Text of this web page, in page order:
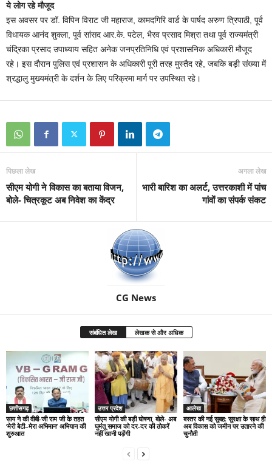
ये लोग रहे मौजूद
इस अवसर पर डॉ. विपिन विराट जी महाराज, कामदगिरि वार्ड के पार्षद अरुण त्रिपाठी, पूर्व
विधायक आनंद शुक्ला, पूर्व सांसद आर.के. पटेल, भैरव प्रसाद मिश्रा तथा पूर्व राज्यमंत्री
चंद्रिका प्रसाद उपाध्याय सहित अनेक जनप्रतिनिधि एवं प्रशासनिक अधिकारी मौजूद
रहे। इस दौरान पुलिस एवं प्रशासन के अधिकारी पूरी तरह मुस्तैद रहे, जबकि बड़ी संख्या में
श्रद्धालु मुख्यमंत्री के दर्शन के लिए परिक्रमा मार्ग पर उपस्थित रहे।
पिछला लेख
सीएम योगी ने विकास का बताया विजन,
बोले- चित्रकूट अब निवेश का केंद्र
अगला लेख
भारी बारिश का अलर्ट, उत्तरकाशी में पांच
गांवों का संपर्क संकट
CG News
संबंधित लेख लेखक से और अधिक
छत्तीसगढ़
साय ने की वीबी-जी राम जी के तहत
‘मेरी बेटी–मेरा अभिमान’ अभियान की
शुरुआत
उत्तर प्रदेश
सीएम योगी की बड़ी घोषणा, बोले- अब
घुमंतू समाज को दर-दर की ठोकरें
नहीं खानी पड़ेंगी
आलेख
बस्तर की नई सुबह: सुरक्षा के साथ ही
अब विकास को जमीन पर उतारने की
चुनौती